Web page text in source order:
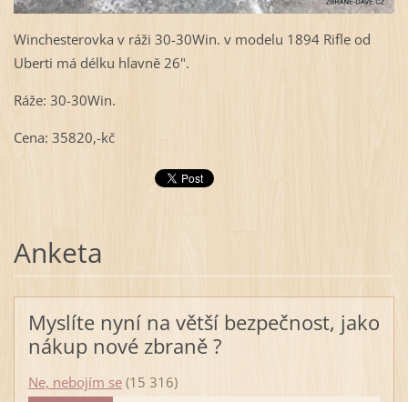
Winchesterovka v ráži 30-30Win. v modelu 1894 Rifle od
Uberti má délku hlavně 26".
Ráže: 30-30Win.
Cena: 35820,-kč
Anketa
Myslíte nyní na větší bezpečnost, jako
nákup nové zbraně ?
Ne, nebojím se (15 316)